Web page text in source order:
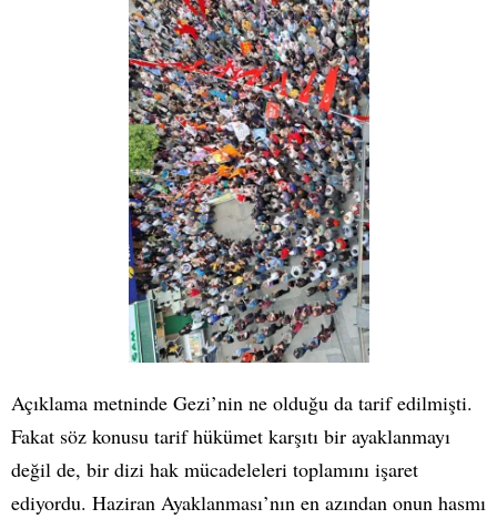
Açıklama metninde Gezi’nin ne olduğu da tarif edilmişti.
Fakat söz konusu tarif hükümet karşıtı bir ayaklanmayı
değil de, bir dizi hak mücadeleleri toplamını işaret
ediyordu. Haziran Ayaklanması’nın en azından onun hasmı